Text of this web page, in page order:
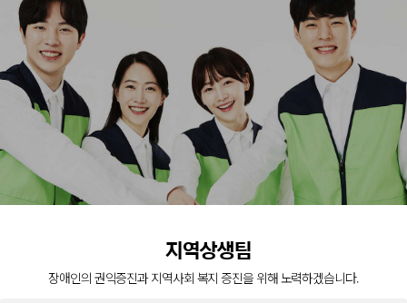
지역상생팀
장애인의 권익증진과 지역사회 복지 증진을 위해 노력하겠습니다.